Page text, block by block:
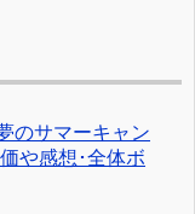
のサマーキャン
や感想･全体ボ